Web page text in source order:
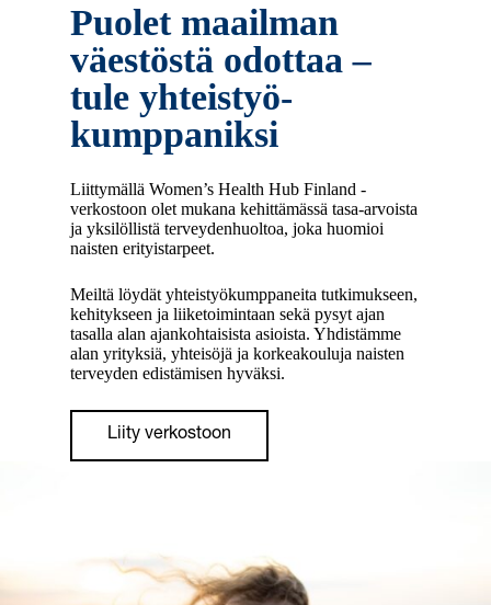
Puolet maailman
väestöstä odottaa–
tule yhteistyö-
kumppaniksi
Liittymällä Women’s Health Hub Finland -
verkostoon olet mukana kehittämässä tasa-arvoista
ja yksilöllistä terveydenhuoltoa, joka huomioi
naisten erityistarpeet.
Meiltä löydät yhteistyökumppaneita tutkimukseen,
kehitykseen ja liiketoimintaan sekä pysyt ajan
tasalla alan ajankohtaisista asioista. Yhdistämme
alan yrityksiä, yhteisöjä ja korkeakouluja naisten
terveyden edistämisen hyväksi.
Liity verkostoon